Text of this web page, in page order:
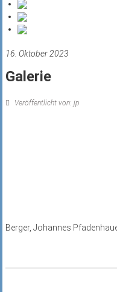
16. Oktober 2023
Galerie
Veröffentlicht von: jp
Berger, Johannes